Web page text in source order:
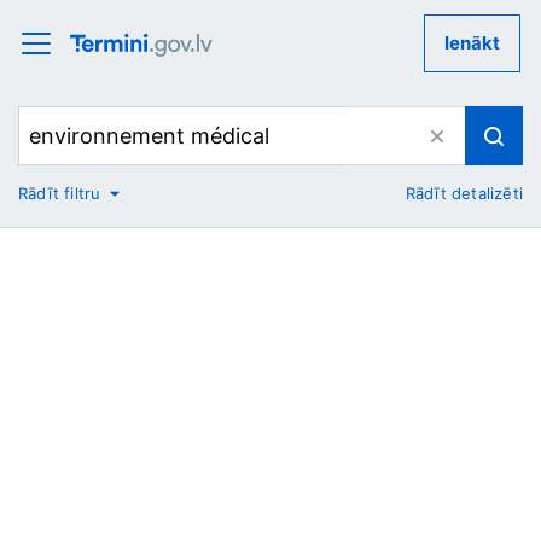
Ienākt
No
Rādīt filtru Rādīt detalizēti